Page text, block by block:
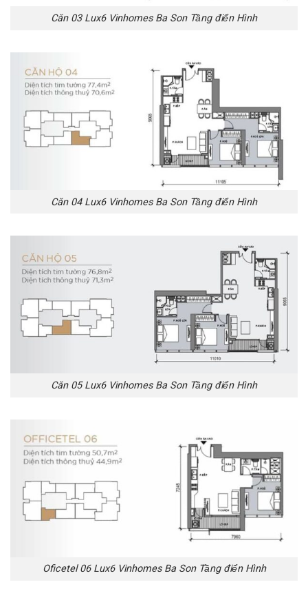
Căn 03 Lux6 Vinhomes Ba Son Tầng điển Hình
Căn 04 Lux6 Vinhomes Ba Son Tầng điển Hình
Căn 05 Lux6 Vinhomes Ba Son Tầng điển Hình
Oficetel 06 Lux6 Vinhomes Ba Son Tầng điển Hình